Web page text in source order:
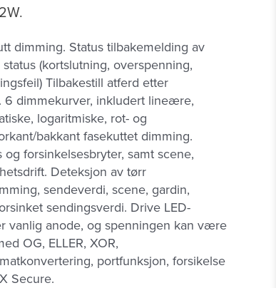
dimming. Status tilbakemelding av
(kortslutning, overspenning,
Tilbakestill atferd etter
6 dimmekurver, inkludert lineære,
logaritmiske, rot- og
bakkant fasekuttet dimming.
forsinkelsesbryter, samt scene,
Deteksjon av tørr
sendeverdi, scene, gardin,
sendingsverdi. Drive LED-
vanlig anode, og spenningen kan være
OG, ELLER, XOR,
portfunksjon, forsikelse
Secure.